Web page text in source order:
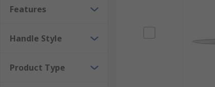
Features
Handle Style
Product Type